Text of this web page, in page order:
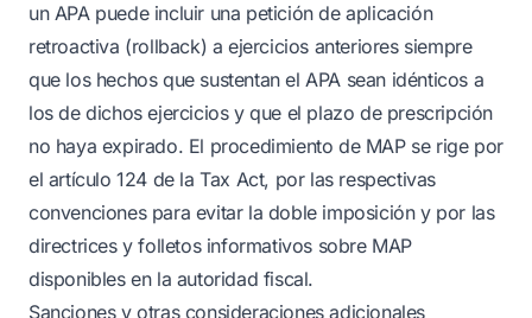
un APA puede incluir una petición de aplicación
retroactiva (rollback) a ejercicios anteriores siempre
que los hechos que sustentan el APA sean idénticos a
los de dichos ejercicios y que el plazo de prescripción
no haya expirado. El procedimiento de MAP se rige por
el artículo 124 de la Tax Act, por las respectivas
convenciones para evitar la doble imposición y por las
directrices y folletos informativos sobre MAP
disponibles en la autoridad fiscal.
Sanciones y otras consideraciones adicionales